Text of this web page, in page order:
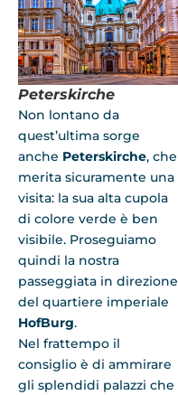
Peterskirche
Non lontano da
quest’ultima sorge
anche Peterskirche, che
merita sicuramente una
visita: la sua alta cupola
di colore verde è ben
visibile. Proseguiamo
quindi la nostra
passeggiata in direzione
del quartiere imperiale
HofBurg.
Nel frattempo il
consiglio è di ammirare
gli splendidi palazzi che